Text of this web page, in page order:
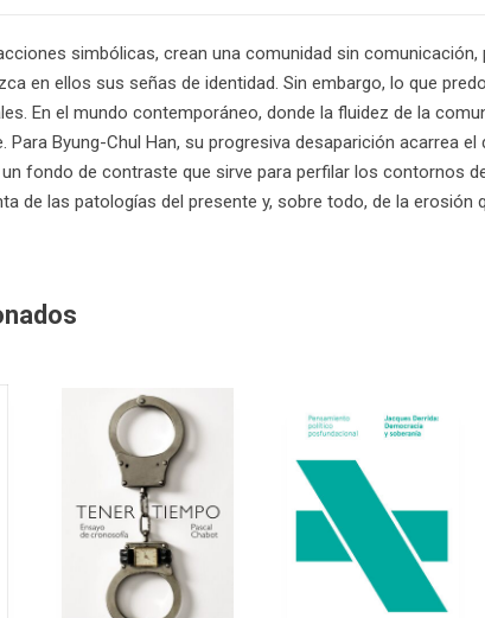
simbólicas, crean una comunidad sin
en ellos sus señas de identidad. Sin embargo, lo que
En el mundo contemporáneo, donde la fluidez de la
Para Byung-Chul Han, su progresiva desaparición acarrea
fondo de contraste que sirve para perfilar los contornos
de las patologías del presente y, sobre todo, de la erosión